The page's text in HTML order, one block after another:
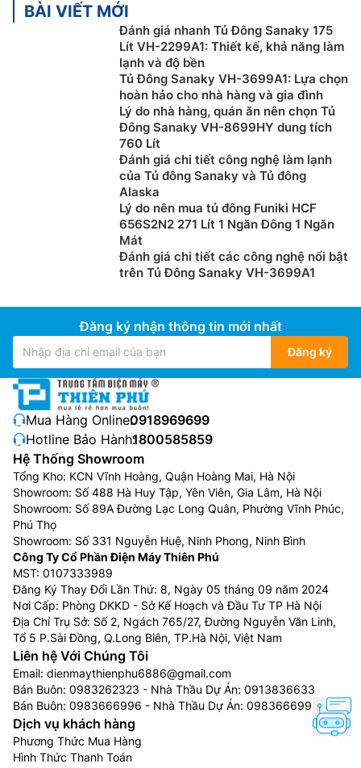
BÀI VIẾT MỚI
Đánh giá nhanh Tủ Đông Sanaky 175
Lít VH-2299A1: Thiết kế, khả năng làm
lạnh và độ bền
Tủ Đông Sanaky VH-3699A1: Lựa chọn
hoàn hảo cho nhà hàng và gia đình
Lý do nhà hàng, quán ăn nên chọn Tủ
Đông Sanaky VH-8699HY dung tích
760 Lít
Đánh giá chi tiết công nghệ làm lạnh
của Tủ đông Sanaky và Tủ đông
Alaska
Lý do nên mua tủ đông Funiki HCF
656S2N2 271 Lít 1 Ngăn Đông 1 Ngăn
Mát
Đánh giá chi tiết các công nghệ nổi bật
trên Tủ Đông Sanaky VH-3699A1
Đăng ký nhận thông tin mới nhất
Đăng ký
Mua Hàng Online:0918969699
Hotline Bảo Hành:1800585859
Hệ Thống Showroom
Tổng Kho: KCN Vĩnh Hoàng, Quận Hoàng Mai, Hà Nội
Showroom: Số 488 Hà Huy Tập, Yên Viên, Gia Lâm, Hà Nội
Showroom: Số 89A Đường Lạc Long Quân, Phường Vĩnh Phúc,
Phú Thọ
Showroom: Số 331 Nguyễn Huệ, Ninh Phong, Ninh Bình
Công Ty Cổ Phần Điện Máy Thiên Phú
MST: 0107333989
Đăng Ký Thay Đổi Lần Thứ: 8, Ngày 05 tháng 09 năm 2024
Nơi Cấp: Phòng DKKD - Sở Kế Hoạch và Đầu Tư TP Hà Nội
Địa Chỉ Trụ Sở: Số 2, Ngách 765/27, Đường Nguyễn Văn Linh,
Tổ 5 P.Sài Đồng, Q.Long Biên, TP.Hà Nội, Việt Nam
Liên hệ Với Chúng Tôi
Email: dienmaythienphu6886@gmail.com
Bán Buôn: 0983262323 - Nhà Thầu Dự Án: 0913836633
Bán Buôn: 0983666996 - Nhà Thầu Dự Án: 0983666996
Dịch vụ khách hàng
Phương Thức Mua Hàng
Hình Thức Thanh Toán